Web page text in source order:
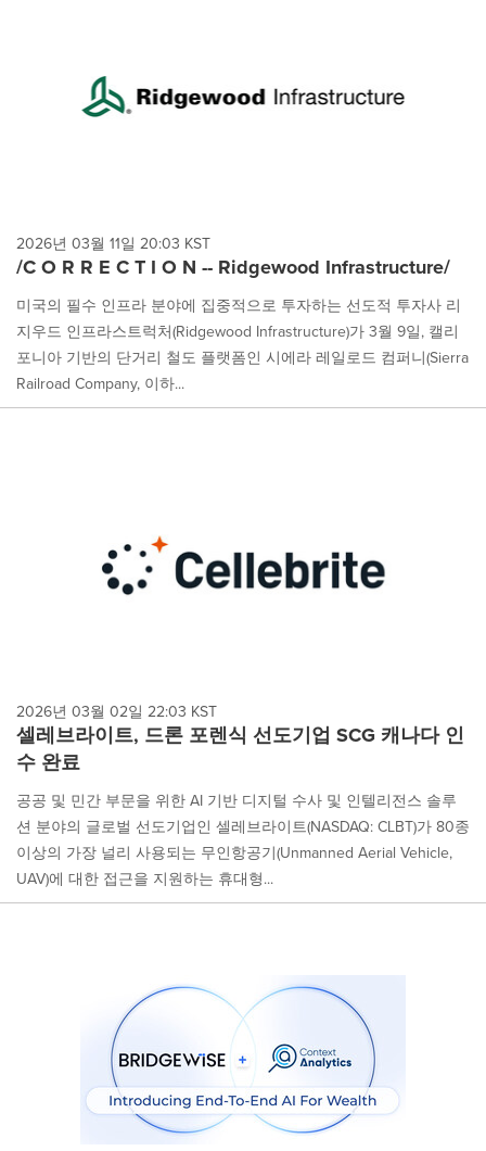
2026년 03월 11일 20:03 KST
/C O R R E C T I O N -- Ridgewood Infrastructure/
미국의 필수 인프라 분야에 집중적으로 투자하는 선도적 투자사 리
지우드 인프라스트럭처(Ridgewood Infrastructure)가 3월 9일, 캘리
포니아 기반의 단거리 철도 플랫폼인 시에라 레일로드 컴퍼니(Sierra
Railroad Company, 이하...
2026년 03월 02일 22:03 KST
셀레브라이트, 드론 포렌식 선도기업 SCG 캐나다 인
수 완료
공공 및 민간 부문을 위한 AI 기반 디지털 수사 및 인텔리전스 솔루
션 분야의 글로벌 선도기업인 셀레브라이트(NASDAQ: CLBT)가 80종
이상의 가장 널리 사용되는 무인항공기(Unmanned Aerial Vehicle,
UAV)에 대한 접근을 지원하는 휴대형...